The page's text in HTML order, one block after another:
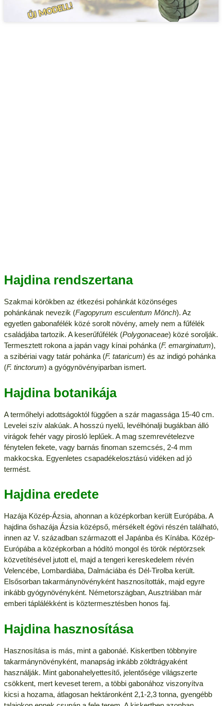
Hajdina rendszertana
Szakmai körökben az étkezési pohánkát közönséges
pohánkának nevezik (Fagopyrum esculentum Mönch). Az
egyetlen gabonafélék közé sorolt növény, amely nem a fűfélék
családjába tartozik. A keserűfűfélék (Polygonaceae) közé sorolják.
Termesztett rokona a japán vagy kínai pohánka (F. emarginatum),
a szibériai vagy tatár pohánka (F. tataricum) és az indigó pohánka
(F. tinctorum) a gyógynövényiparban ismert.
Hajdina botanikája
A termőhelyi adottságoktól függően a szár magassága 15-40 cm.
Levelei szív alakúak. A hosszú nyelű, levélhónalji bugákban álló
virágok fehér vagy pirosló leplűek. A mag szemrevételezve
fénytelen fekete, vagy barnás finoman szemcsés, 2-4 mm
makkocska. Egyenletes csapadékelosztású vidéken ad jó
termést.
Hajdina eredete
Hazája Közép-Ázsia, ahonnan a középkorban került Európába. A
hajdina őshazája Ázsia középső, mérsékelt égövi részén található,
innen az V. században származott el Japánba és Kínába. Közép-
Európába a középkorban a hódító mongol és török néptörzsek
közvetítésével jutott el, majd a tengeri kereskedelem révén
Velencébe, Lombardiába, Dalmáciába és Dél-Tirolba került.
Elsősorban takarmánynövényként hasznosították, majd egyre
inkább gyógynövényként. Németországban, Ausztriában már
emberi táplálékként is köztermesztésben honos faj.
Hajdina hasznosítása
Hasznosítása is más, mint a gabonáé. Kiskertben többnyire
takarmánynövényként, manapság inkább zöldtrágyaként
használják. Mint gabonahelyettesítő, jelentősége világszerte
csökkent, mert keveset terem, a többi gabonához viszonyítva
kicsi a hozama, átlagosan hektáronként 2,1-2,3 tonna, gyengébb